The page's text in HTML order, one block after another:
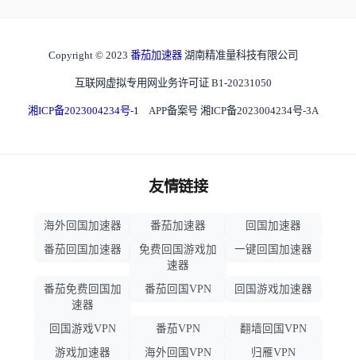
Copyright © 2023 番茄加速器 湖南精准量科技有限公司
互联网虚拟专用网业务许可证 B1-20231050
湘ICP备2023004234号-1 APP备案号 湘ICP备2023004234号-3A
友情链接
海外回国加速器 番茄加速器
回国加速器
番茄回国加速器
免费回国游戏加
速器
一键回国加速器
番茄免费回国加
速器
番茄回国VPN 回国游戏加速器
回国游戏VPN 番茄VPN
翻墙回国VPN
游戏加速器
海外回国VPN 归雁VPN